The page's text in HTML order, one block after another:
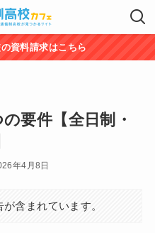
資料請求はこちら
要件【全日制・
年4月8日
含まれています。